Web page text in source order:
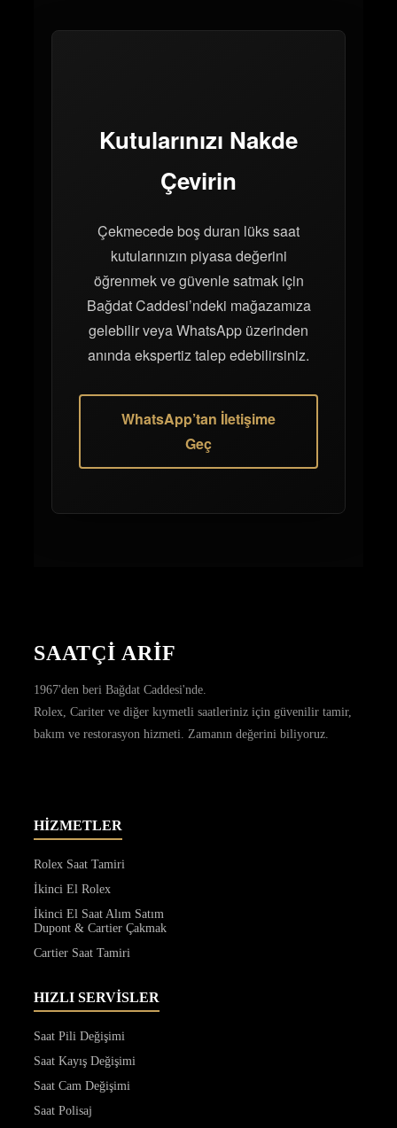
Kutularınızı Nakde
Çevirin
Çekmecede boş duran lüks saat
kutularınızın piyasa değerini
öğrenmek ve güvenle satmak için
Bağdat Caddesi’ndeki mağazamıza
gelebilir veya WhatsApp üzerinden
anında ekspertiz talep edebilirsiniz.
WhatsApp’tan İletişime
Geç
SAATÇİ ARİF
1967'den beri Bağdat Caddesi'nde.
Rolex, Cariter ve diğer kıymetli saatleriniz için güvenilir tamir,
bakım ve restorasyon hizmeti. Zamanın değerini biliyoruz.
HİZMETLER
Rolex Saat Tamiri
İkinci El Rolex
İkinci El Saat Alım Satım
Dupont & Cartier Çakmak
Cartier Saat Tamiri
HIZLI SERVİSLER
Saat Pili Değişimi
Saat Kayış Değişimi
Saat Cam Değişimi
Saat Polisaj